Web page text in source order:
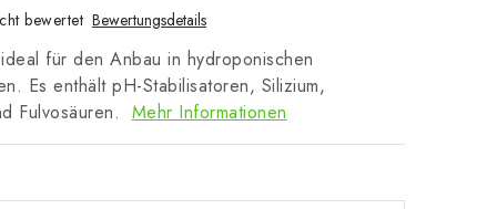
bewertet Bewertungsdetails
für den Anbau in hydroponischen
Es enthält pH-Stabilisatoren, Silizium,
Fulvosäuren. Mehr Informationen